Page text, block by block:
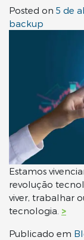
Posted on 5 de
backup
Estamos
revolução
viver, trabalhar
tecnologia. >
Publicado em